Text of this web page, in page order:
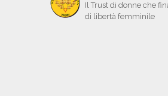
Il Trust di donne che
di libertà femminile